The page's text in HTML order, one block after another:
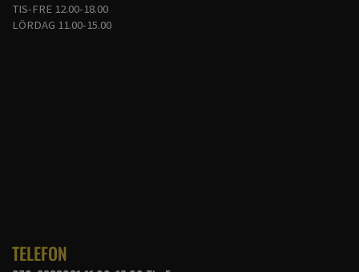
TIS-FRE 12.00-18.00
LÖRDAG 11.00-15.00
TELEFON